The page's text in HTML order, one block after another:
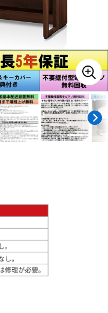
DTM
レコーディング機器
楽器アクセサリ